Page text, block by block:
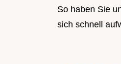
So haben Sie
sich schnell